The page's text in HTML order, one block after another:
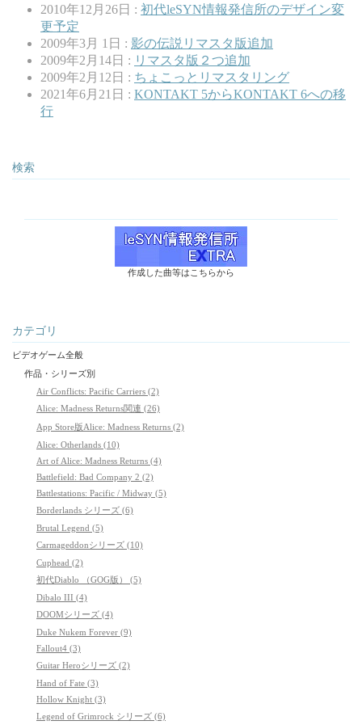
2010年12月26日 : 初代leSYN情報発信所のデザイン変
更予定
2009年3月 1日 : 影の伝説リマスタ版追加
2009年2月14日 : リマスタ版２つ追加
2009年2月12日 : ちょこっとリマスタリング
2021年6月21日 : KONTAKT 5からKONTAKT 6への移
行
検索
作成した曲等はこちらから
カテゴリ
ビデオゲーム全般
作品・シリーズ別
Air Conflicts: Pacific Carriers (2)
Alice: Madness Returns関連 (26)
App Store版Alice: Madness Returns (2)
Alice: Otherlands (10)
Art of Alice: Madness Returns (4)
Battlefield: Bad Company 2 (2)
Battlestations: Pacific / Midway (5)
Borderlands シリーズ (6)
Brutal Legend (5)
Carmageddonシリーズ (10)
Cuphead (2)
初代Diablo （GOG版） (5)
Dibalo III (4)
DOOMシリーズ (4)
Duke Nukem Forever (9)
Fallout4 (3)
Guitar Heroシリーズ (2)
Hand of Fate (3)
Hollow Knight (3)
Legend of Grimrock シリーズ (6)